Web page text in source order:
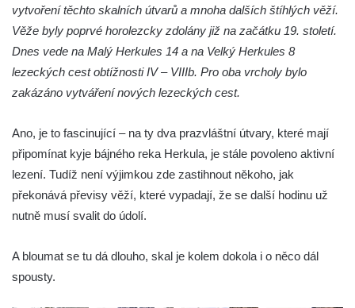
Kamenná ZOO – Velbloud
Kamenná ZOO – Kačenka
Vyhlídka Božanovský Špičák
Vyhlídka východně od Božanovského
Hradiště Hrádek u Libochovan (vyhlídka)
Skalní okno na Grünes Riff v Oybině
Papststein (Saské Švýcarsko)
vytvoření těchto skalních útvarů a mnoha dalších štíhlých věží.
Věže byly poprvé horolezcky zdolány již na začátku 19. století.
Dnes vede na Malý Herkules 14 a na Velký Herkules 8
lezeckých cest obtížnosti IV – VIIIb. Pro oba vrcholy bylo
zakázáno vytváření nových lezeckých cest.
Ano, je to fascinující – na ty dva prazvláštní útvary, které mají
připomínat kyje bájného reka Herkula, je stále povoleno aktivní
lezení. Tudíž není výjimkou zde zastihnout někoho, jak
překonává převisy věží, které vypadají, že se další hodinu už
nutně musí svalit do údolí.
A bloumat se tu dá dlouho, skal je kolem dokola i o něco dál
spousty.